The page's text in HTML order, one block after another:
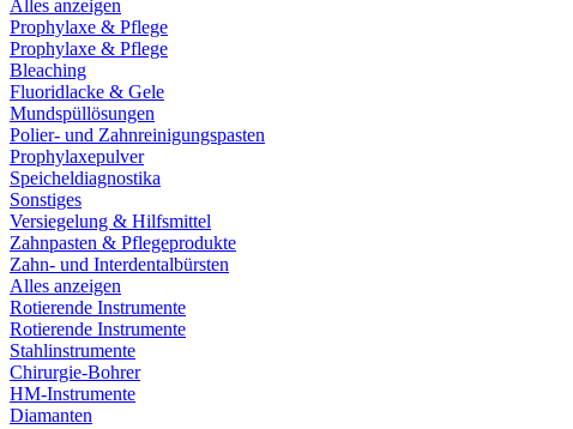
Alles anzeigen
Prophylaxe & Pflege
Prophylaxe & Pflege
Bleaching
Fluoridlacke & Gele
Mundspüllösungen
Polier- und Zahnreinigungspasten
Prophylaxepulver
Speicheldiagnostika
Sonstiges
Versiegelung & Hilfsmittel
Zahnpasten & Pflegeprodukte
Zahn- und Interdentalbürsten
Alles anzeigen
Rotierende Instrumente
Rotierende Instrumente
Stahlinstrumente
Chirurgie-Bohrer
HM-Instrumente
Diamanten